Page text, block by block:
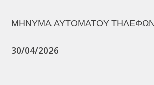
ΜΗΝΥΜΑ ΑΥΤΟΜΑΤΟΥ
30/04/2026